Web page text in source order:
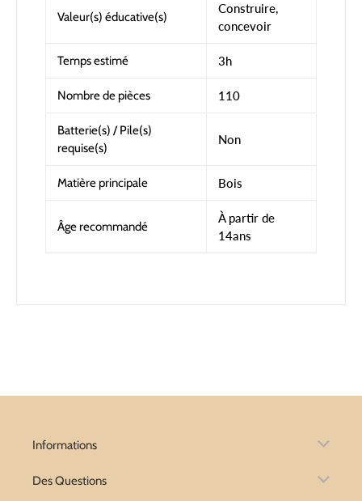
Valeur(s) éducative(s)
Construire,
concevoir
Temps estimé 3h
Nombre de pièces 110
Batterie(s) / Pile(s)
requise(s)
Non
Matière principale Bois
Âge recommandé
À partir de
14ans
Informations
Des Questions